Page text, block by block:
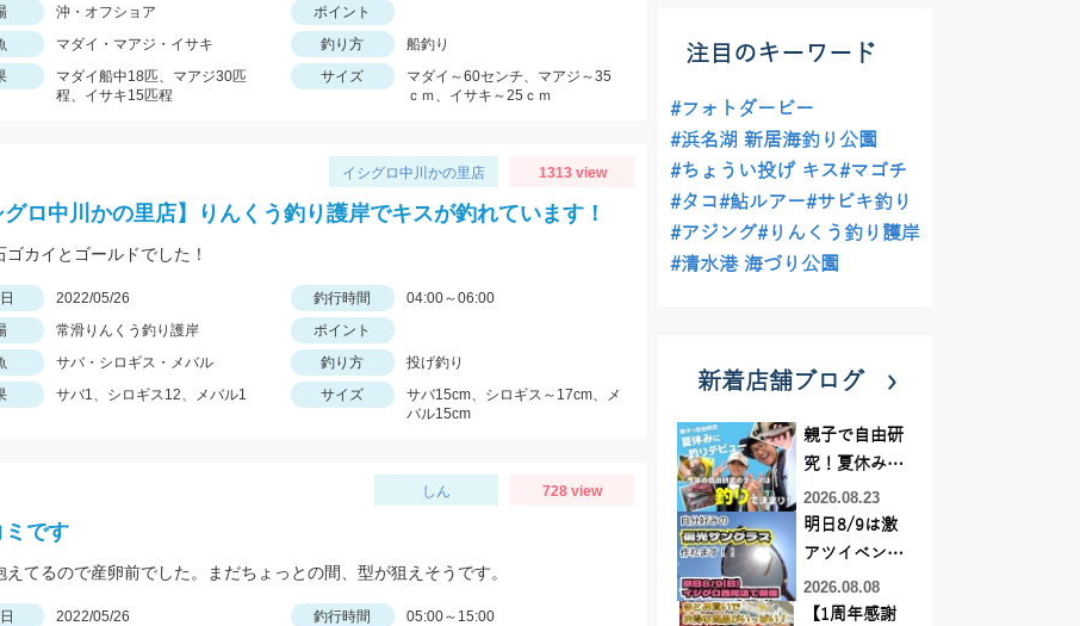
沖・オフショア
ポイント
マダイ・マアジ・イサキ 釣り方
船釣り
マダイ船中18匹、マアジ30匹
程、イサキ15匹程
サイズ
マダイ～60センチ、マアジ～35
ｃｍ、イサキ～25ｃｍ
イシグロ中川かの里店 1313 view
グロ中川かの里店】りんくう釣り護岸でキスが釣れています！
ゴカイとゴールドでした！
2022/05/26 釣行時間
04:00～06:00
常滑りんくう釣り護岸
ポイント
サバ・シロギス・メバル 釣り方
投げ釣り
サバ1、シロギス12、メバル1 サイズ
サバ15cm、シロギス～17cm、メ
バル15cm
しん 728 view
ミです
えてるので産卵前でした。まだちょっとの間、型が狙えそうです。
2022/05/26 釣行時間
05:00～15:00
注目のキーワード
#フォトダービー
#浜名湖 新居海釣り公園
#ちょうい投げ キス#マゴチ
#タコ#鮎ルアー#サビキ釣り
#アジング#りんくう釣り護岸
#清水港 海づり公園
新着店舗ブログ
親子で自由研
究！夏休みに
釣りデビュー
2026.08.23
明日8/9は激
アツイベント
日！！！～オ
ーダー偏光グ
2026.08.08
【1周年感謝